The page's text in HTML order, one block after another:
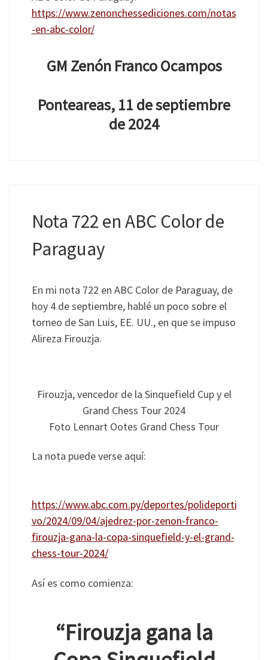
https://www.zenonchessediciones.com/notas
-en-abc-color/
GM Zenón Franco Ocampos
Ponteareas, 11 de septiembre
de 2024
Nota 722 en ABC Color de
Paraguay
En mi nota 722 en ABC Color de Paraguay, de
hoy 4 de septiembre, hablé un poco sobre el
torneo de San Luis, EE. UU., en que se impuso
Alireza Firouzja.
Firouzja, vencedor de la Sinquefield Cup y el
Grand Chess Tour 2024
Foto Lennart Ootes Grand Chess Tour
La nota puede verse aquí:
https://www.abc.com.py/deportes/polideporti
vo/2024/09/04/ajedrez-por-zenon-franco-
firouzja-gana-la-copa-sinquefield-y-el-grand-
chess-tour-2024/
Así es como comienza:
“Firouzja gana la